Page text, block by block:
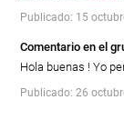
Publicado: 15
Comentario en el
Hola buenas ! Yo
Publicado: 26